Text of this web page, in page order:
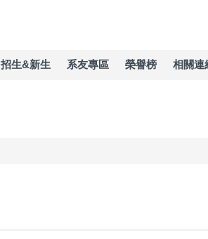
招生&新生 系友專區 榮譽榜 相關連